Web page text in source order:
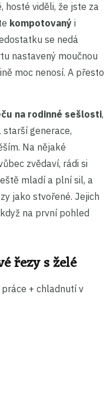
hosté viděli, že jste za
kompotovaný i
se nedá
nastavený moučnou
moc nenosí. A přesto
na rodinné sešlosti,
starší generace,
Na nějaké
zvědaví, rádi si
mladí a plní sil, a
jako stvořené. Jejich
na první pohled
řezy s želé
+ chladnutí v